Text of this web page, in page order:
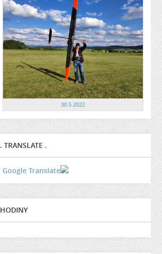
30.5.2022
. TRANSLATE .
Google Translate
HODINY